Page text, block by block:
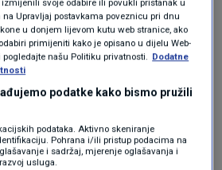
moguće u i prolaznih
Na moru pretežno
s tim, sve toplije. Od srijede
crveni stupanj
za riječku, splitsku i
svoje odabire ili povukli pristanak u
Upravljaj postavkama poveznicu pri dnu
u donjem lijevom kutu web stranice, ako
primijeniti kako je opisano u dijelu Web-
našu Politiku privatnosti. Dodatne
podatke kako bismo pružili
podataka. Aktivno skeniranje
Pohrana i/ili pristup podacima na
i sadržaj, mjerenje oglašavanja i
usluga.